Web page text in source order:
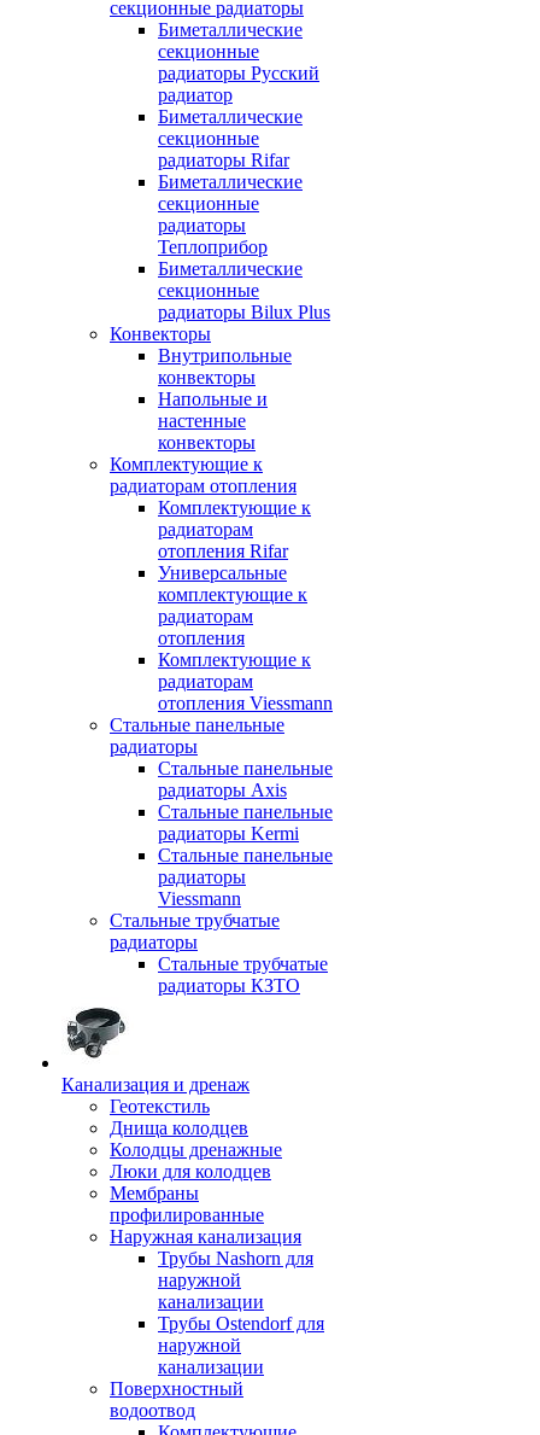
секционные радиаторы
Биметаллические
секционные
радиаторы Русский
радиатор
Биметаллические
секционные
радиаторы Rifar
Биметаллические
секционные
радиаторы
Теплоприбор
Биметаллические
секционные
радиаторы Bilux Plus
Конвекторы
Внутрипольные
конвекторы
Напольные и
настенные
конвекторы
Комплектующие к
радиаторам отопления
Комплектующие к
радиаторам
отопления Rifar
Универсальные
комплектующие к
радиаторам
отопления
Комплектующие к
радиаторам
отопления Viessmann
Стальные панельные
радиаторы
Стальные панельные
радиаторы Axis
Стальные панельные
радиаторы Kermi
Стальные панельные
радиаторы
Viessmann
Стальные трубчатые
радиаторы
Стальные трубчатые
радиаторы КЗТО
Канализация и дренаж
Геотекстиль
Днища колодцев
Колодцы дренажные
Люки для колодцев
Мембраны
профилированные
Наружная канализация
Трубы Nashorn для
наружной
канализации
Трубы Ostendorf для
наружной
канализации
Поверхностный
водоотвод